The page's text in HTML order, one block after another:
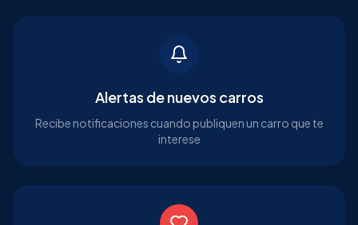
Alertas de nuevos carros
Recibe notificaciones cuando publiquen un carro que te
interese